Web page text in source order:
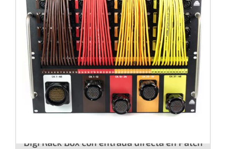
Digi Rack Box con entrada directa en Patch